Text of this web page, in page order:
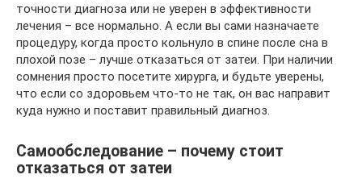
точности диагноза или не уверен в эффективности
лечения – все нормально. А если вы сами назначаете
процедуру, когда просто кольнуло в спине после сна в
плохой позе – лучше отказаться от затеи. При наличии
сомнения просто посетите хирурга, и будьте уверены,
что если со здоровьем что-то не так, он вас направит
куда нужно и поставит правильный диагноз.
Самообследование – почему стоит
отказаться от затеи